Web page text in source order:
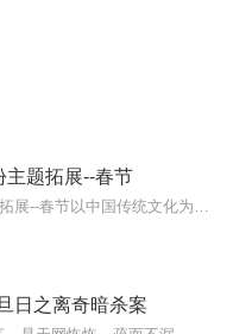
主题拓展--春节
日之离奇暗杀案